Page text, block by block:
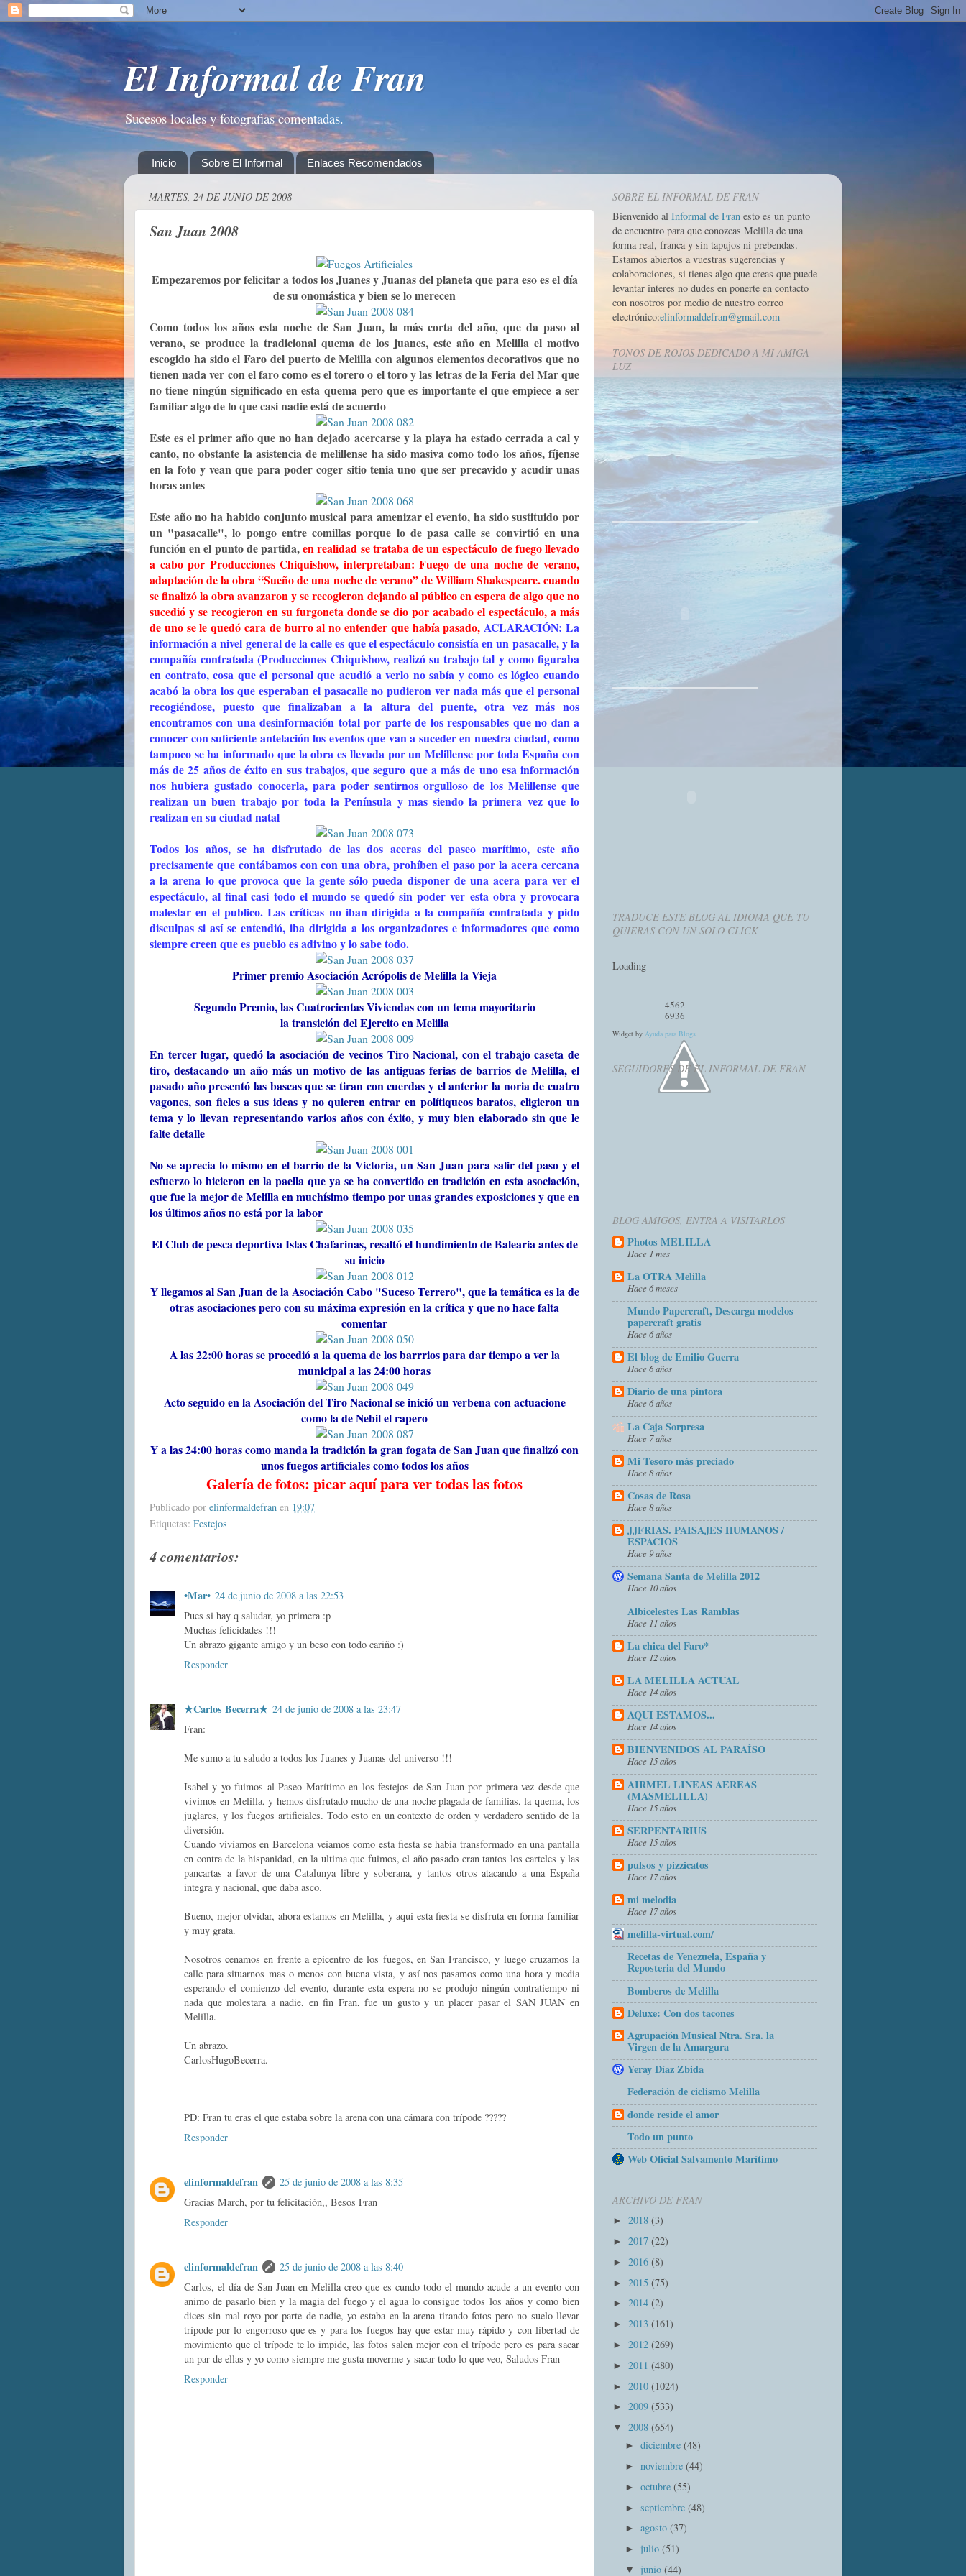
El Informal de Fran
Sucesos locales y fotografias comentadas.
Inicio Sobre El Informal Enlaces Recomendados
MARTES, 24 DE JUNIO DE 2008
San Juan 2008
Empezaremos por felicitar a todos los Juanes y Juanas del planeta que para eso es el día
de su onomástica y bien se lo merecen
Como todos los años esta noche de San Juan, la más corta del año, que da paso al
verano, se produce la tradicional quema de los juanes, este año en Melilla el motivo
escogido ha sido el Faro del puerto de Melilla con algunos elementos decorativos que no
tienen nada ver con el faro como es el torero o el toro y las letras de la Feria del Mar que
no tiene ningún significado en esta quema pero que es importante el que empiece a ser
familiar algo de lo que casi nadie está de acuerdo
Este es el primer año que no han dejado acercarse y la playa ha estado cerrada a cal y
canto, no obstante la asistencia de melillense ha sido masiva como todo los años, fíjense
en la foto y vean que para poder coger sitio tenia uno que ser precavido y acudir unas
horas antes
Este año no ha habido conjunto musical para amenizar el evento, ha sido sustituido por
un "pasacalle", lo pongo entre comillas porque lo de pasa calle se convirtió en una
función en el punto de partida,en realidad se trataba de un espectáculo de fuego llevado
a cabo por ProduccionesChiquishow, interpretaban:Fuego de una noche de verano,
adaptación de la obra“Sueño de una noche de verano”de William Shakespeare.cuando
se finalizó la obra avanzaron y se recogieron dejando al público en espera de algo que no
sucedió y se recogieron en su furgoneta donde se dio por acabado el espectáculo, a más
de uno se le quedó cara de burro al no entender que había pasado, ACLARACIÓN: La
información a nivel general de la calle es que el espectáculo consistía en un pasacalle, y la
compañía contratada (Producciones Chiquishow, realizó su trabajo tal y como figuraba
en contrato, cosa que el personal que acudió a verlo no sabía y como es lógico cuando
acabó la obra los que esperaban el pasacalle no pudieron ver nada más que el personal
recogiéndose, puesto que finalizaban a la altura del puente, otra vez más nos
encontramos con una desinformación total por parte de los responsables que no dan a
conocer con suficiente antelación los eventos que van a suceder en nuestra ciudad, como
tampoco se ha informado que la obra es llevada por un Melillense por toda España con
más de 25 años de éxito en sus trabajos, que seguro que a más de uno esa información
nos hubiera gustado conocerla, para poder sentirnos orgulloso de los Melillense que
realizan un buen trabajo por toda la Península y mas siendo la primera vez que lo
realizan en su ciudad natal
Todos los años, se ha disfrutado de las dos aceras del paseo marítimo, este año
precisamente que contábamos con con una obra, prohíben el paso por la acera cercana
a la arena lo que provoca que la gente sólo pueda disponer de una acera para ver el
espectáculo, al final casi todo el mundo se quedó sin poder ver esta obra y provocara
malestar en el publico. Las críticas no iban dirigida a la compañía contratada y pido
disculpas si así se entendió, iba dirigida a los organizadores e informadores que como
siempre creen que es pueblo es adivino y lo sabe todo.
Primer premio Asociación Acrópolis de Melilla la Vieja
Segundo Premio, las Cuatrocientas Viviendas con un tema mayoritario
la transición del Ejercito en Melilla
En tercer lugar, quedó la asociación de vecinos Tiro Nacional, con el trabajo caseta de
tiro, destacando un año más un motivo de las antiguas ferias de barrios de Melilla, el
pasado año presentó las bascas que se tiran con cuerdas y el anterior la noria de cuatro
vagones, son fieles a sus ideas y no quieren entrar en polítiqueos baratos, eligieron un
tema y lo llevan representando varios años con éxito, y muy bien elaborado sin que le
falte detalle
No se aprecia lo mismo en el barrio de la Victoria, un San Juan para salir del paso y el
esfuerzo lo hicieron en la paella que ya se ha convertido en tradición en esta asociación,
que fue la mejor de Melilla en muchísimo tiempo por unas grandes exposiciones y que en
los últimos años no está por la labor
El Club de pesca deportiva Islas Chafarinas, resaltó el hundimiento de Balearia antes de
su inicio
Y llegamos al San Juan de la Asociación Cabo "Suceso Terrero", que la temática es la de
otras asociaciones pero con su máxima expresión en la crítica y que no hace falta
comentar
A las 22:00 horas se procedió a la quema de los barrrios para dar tiempo a ver la
municipal a las 24:00 horas
Acto seguido en la Asociación del Tiro Nacional se inició un verbena con actuacione
como la de Nebil el rapero
Y a las 24:00 horas como manda la tradición la gran fogata de San Juan que finalizó con
unos fuegos artificiales como todos los años
Galería de fotos: picar aquí para ver todas las fotos
Publicado por elinformaldefran en 19:07
Etiquetas: Festejos
4 comentarios:
•Mar• 24 de junio de 2008 a las 22:53
Pues si hay q saludar, yo primera :p
Muchas felicidades !!!
Un abrazo gigante amigo y un beso con todo cariño :)
Responder
★Carlos Becerra★ 24 de junio de 2008 a las 23:47
Fran:
Me sumo a tu saludo a todos los Juanes y Juanas del universo !!!
Isabel y yo fuimos al Paseo Marítimo en los festejos de San Juan por primera vez desde que
vivimos en Melilla, y hemos disfrutado mucho de una noche plagada de familias, la quema, los
juglares, y los fuegos artificiales. Todo esto en un contexto de orden y verdadero sentido de la
diversión.
Cuando vivíamos en Barcelona veíamos como esta fiesta se había transformado en una pantalla
en contra de la hispanidad, en la ultima que fuimos, el año pasado eran tantos los carteles y las
pancartas a favor de una Catalunya libre y soberana, y tantos otros atacando a una España
integra y nacional, que daba asco.
Bueno, mejor olvidar, ahora estamos en Melilla, y aqui esta fiesta se disfruta en forma familiar
y muy grata.
Nosotros cenamos en frente a epicentro de los fuegos, en San Francisco, y luego cruzamos la
calle para situarnos mas o menos con buena vista, y así nos pasamos como una hora y media
esperando el comienzo del evento, durante esta espera no se produjo ningún contratiempo ni
nada que molestara a nadie, en fin Fran, fue un gusto y un placer pasar el SAN JUAN en
Melilla.
Un abrazo.
CarlosHugoBecerra.
PD: Fran tu eras el que estaba sobre la arena con una cámara con trípode ?????
Responder
elinformaldefran
25 de junio de 2008 a las 8:35
Gracias March, por tu felicitación,, Besos Fran
Responder
elinformaldefran
25 de junio de 2008 a las 8:40
Carlos, el día de San Juan en Melilla creo que es cundo todo el mundo acude a un evento con
animo de pasarlo bien y la magia del fuego y el agua lo consigue todos los años y como bien
dices sin mal royo por parte de nadie, yo estaba en la arena tirando fotos pero no suelo llevar
trípode por lo engorroso que es y para los fuegos hay que estar muy rápido y con libertad de
movimiento que el trípode te lo impide, las fotos salen mejor con el trípode pero es para sacar
un par de ellas y yo como siempre me gusta moverme y sacar todo lo que veo, Saludos Fran
Responder
SOBRE EL INFORMAL DE FRAN
Bienvenido al Informal de Fran esto es un punto
de encuentro para que conozcas Melilla de una
forma real, franca y sin tapujos ni prebendas.
Estamos abiertos a vuestras sugerencias y
colaboraciones, si tienes algo que creas que puede
levantar interes no dudes en ponerte en contacto
con nosotros por medio de nuestro correo
electrónico:elinformaldefran@gmail.com
TONOS DE ROJOS DEDICADO A MI AMIGA
LUZ
TRADUCE ESTE BLOG AL IDIOMA QUE TU
QUIERAS CON UN SOLO CLICK
Loading
4562
6936
Widget by Ayuda para Blogs
SEGUIDORES DE EL INFORMAL DE FRAN
BLOG AMIGOS, ENTRA A VISITARLOS
Photos MELILLA
Hace 1 mes
La OTRA Melilla
Hace 6 meses
Mundo Papercraft, Descarga modelos
papercraft gratis
Hace 6 años
El blog de Emilio Guerra
Hace 6 años
Diario de una pintora
Hace 6 años
La Caja Sorpresa
Hace 7 años
Mi Tesoro más preciado
Hace 8 años
Cosas de Rosa
Hace 8 años
JJFRIAS. PAISAJES HUMANOS /
ESPACIOS
Hace 9 años
Semana Santa de Melilla 2012
Hace 10 años
Albicelestes Las Ramblas
Hace 11 años
La chica del Faro*
Hace 12 años
LA MELILLA ACTUAL
Hace 14 años
AQUI ESTAMOS...
Hace 14 años
BIENVENIDOS AL PARAÍSO
Hace 15 años
AIRMEL LINEAS AEREAS
(MASMELILLA)
Hace 15 años
SERPENTARIUS
Hace 15 años
pulsos y pizzicatos
Hace 17 años
mi melodia
Hace 17 años
melilla-virtual.com/
Recetas de Venezuela, España y
Reposteria del Mundo
Bomberos de Melilla
Deluxe: Con dos tacones
Agrupación Musical Ntra. Sra. la
Virgen de la Amargura
Yeray Díaz Zbida
Federación de ciclismo Melilla
donde reside el amor
Todo un punto
Web Oficial Salvamento Marítimo
ARCHIVO DE FRAN
► 2018 (3)
► 2017 (22)
► 2016 (8)
► 2015 (75)
► 2014 (2)
► 2013 (161)
► 2012 (269)
► 2011 (480)
► 2010 (1024)
► 2009 (533)
▼ 2008 (654)
►diciembre(48)
►noviembre(44)
►octubre(55)
►septiembre(48)
►agosto(37)
► julio(51)
▼ junio(44)